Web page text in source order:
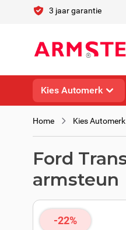
Ga naar de inhoud3 jaar garantie
Kies Automerk
Home Kies Automerk
Ford
armsteun
-22%